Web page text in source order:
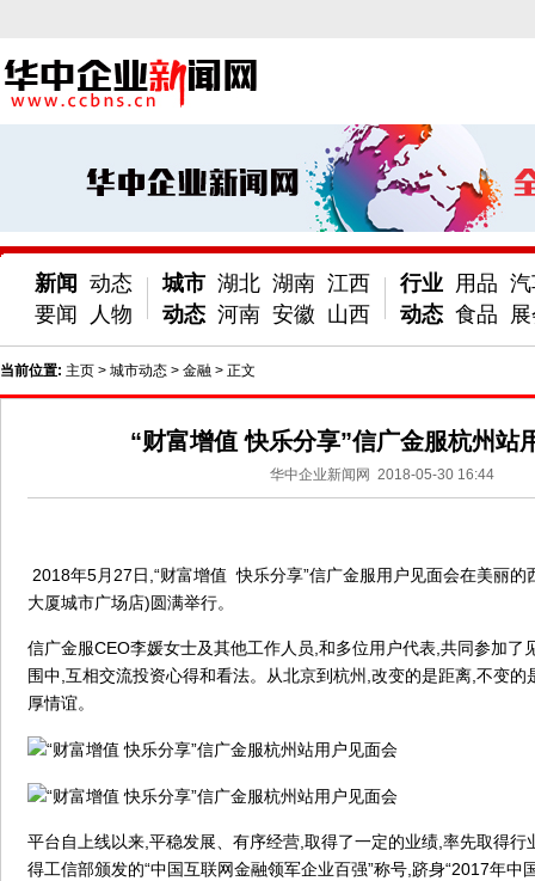
新闻
要闻
动态
人物
城市
动态
湖北 湖南 江西
河南 安徽 山西
行业
动态
用品
食品
当前位置: 主页 > 城市动态 > 金融 > 正文
“财富增值 快乐分享”信广金服杭州站
华中企业新闻网 2018-05-30 16:44
2018年5月27日,“财富增值 快乐分享”信广金服用户见面会在美丽的
大厦城市广场店)圆满举行。
信广金服CEO李媛女士及其他工作人员,和多位用户代表,共同参加了
围中,互相交流投资心得和看法。从北京到杭州,改变的是距离,不变的
厚情谊。
平台自上线以来,平稳发展、有序经营,取得了一定的业绩,率先取得行
得工信部颁发的“中国互联网金融领军企业百强”称号,跻身“2017年中